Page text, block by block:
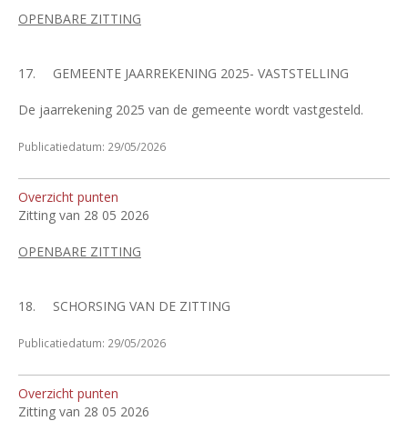
OPENBARE ZITTING
17. GEMEENTE JAARREKENING 2025- VASTSTELLING
De jaarrekening 2025 van de gemeente wordt vastgesteld.
Publicatiedatum: 29/05/2026
Overzicht punten
Zitting van 28 05 2026
OPENBARE ZITTING
18. SCHORSING VAN DE ZITTING
Publicatiedatum: 29/05/2026
Overzicht punten
Zitting van 28 05 2026